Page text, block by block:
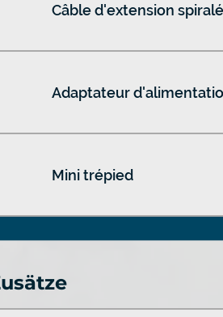
Câble d'extension
Adaptateur
Mini trépied